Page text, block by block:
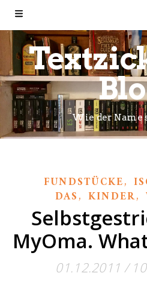
Wie der Name
FUNDSTÜCKE,
DAS, KINDER,
MyOma.
01.12.2011 /